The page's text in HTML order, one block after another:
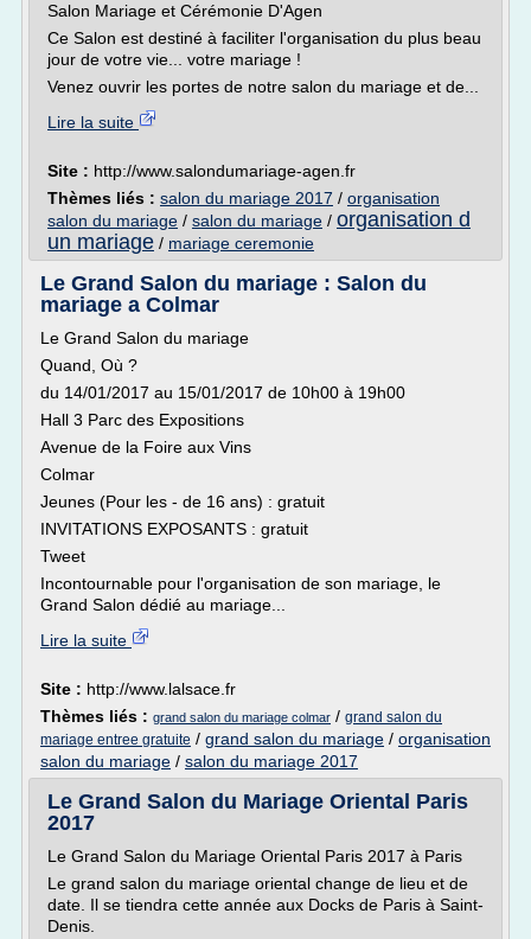
Salon Mariage et Cérémonie D'Agen
Ce Salon est destiné à faciliter l'organisation du plus beau
jour de votre vie... votre mariage !
Venez ouvrir les portes de notre salon du mariage et de...
Lire la suite
Site : http://www.salondumariage-agen.fr
Thèmes liés : salon du mariage 2017 / organisation
salon du mariage / salon du mariage / organisation d
un mariage / mariage ceremonie
Le Grand Salon du mariage : Salon du
mariage a Colmar
Le Grand Salon du mariage
Quand, Où ?
du 14/01/2017 au 15/01/2017 de 10h00 à 19h00
Hall 3 Parc des Expositions
Avenue de la Foire aux Vins
Colmar
Jeunes (Pour les - de 16 ans) : gratuit
INVITATIONS EXPOSANTS : gratuit
Tweet
Incontournable pour l'organisation de son mariage, le
Grand Salon dédié au mariage...
Lire la suite
Site : http://www.lalsace.fr
Thèmes liés : grand salon du mariage colmar / grand salon du
mariage entree gratuite / grand salon du mariage / organisation
salon du mariage / salon du mariage 2017
Le Grand Salon du Mariage Oriental Paris
2017
Le Grand Salon du Mariage Oriental Paris 2017 à Paris
Le grand salon du mariage oriental change de lieu et de
date. Il se tiendra cette année aux Docks de Paris à Saint-
Denis.